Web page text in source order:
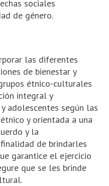
sociales
de género.
las diferentes
de bienestar y
étnico-culturales
integral y
adolescentes según las
y orientada a una
y la
de brindarles
garantice el ejercicio
que se les brinde